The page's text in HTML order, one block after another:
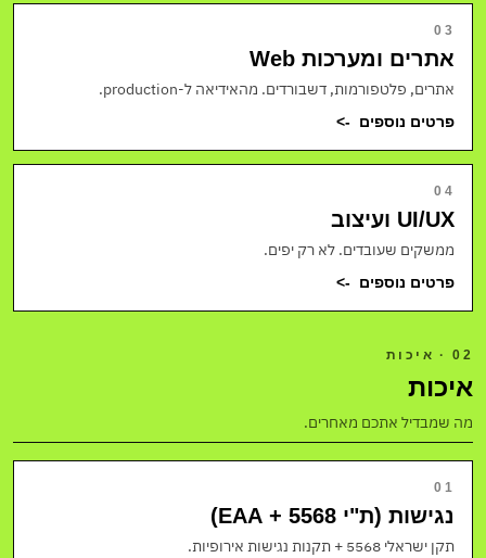
03
אתרים ומערכות Web
אתרים, פלטפורמות, דשבורדים. מהאידיאה ל-production.
פרטים נוספים ->
04
UI/UX ועיצוב
ממשקים שעובדים. לא רק יפים.
פרטים נוספים ->
02 · איכות
איכות
מה שמבדיל אתכם מאחרים.
01
נגישות (ת"י 5568 + EAA)
תקן ישראלי 5568 + תקנות נגישות אירופיות.